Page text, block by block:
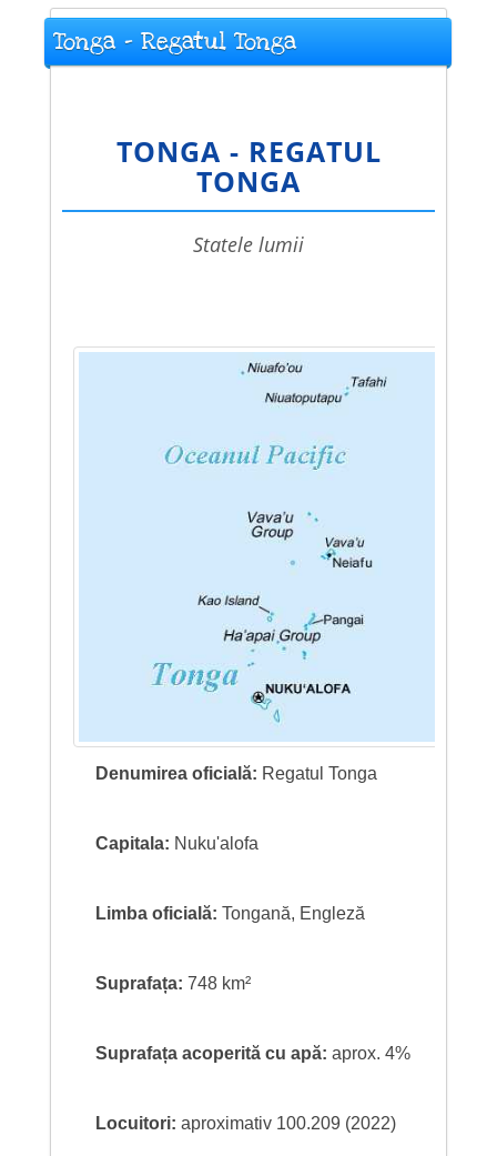
Tonga - Regatul Tonga
TONGA - REGATUL
TONGA
statele lumii
Denumirea oficială: Regatul Tonga
Capitala: Nuku'alofa
Limba oficială: Tongană, Engleză
Suprafața: 748 km²
Suprafața acoperită cu apă: aprox. 4%
Locuitori: aproximativ 100.209 (2022)